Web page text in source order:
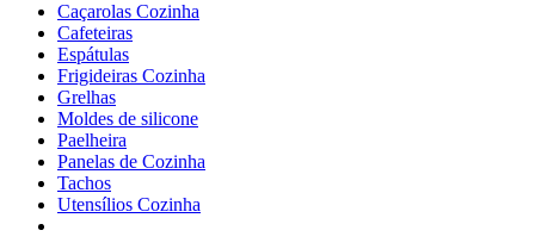
Caçarolas Cozinha
Cafeteiras
Espátulas
Frigideiras Cozinha
Grelhas
Moldes de silicone
Paelheira
Panelas de Cozinha
Tachos
Utensílios Cozinha